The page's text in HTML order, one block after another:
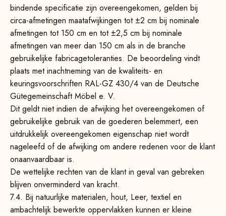
bindende specificatie zijn overeengekomen, gelden bij
circa-afmetingen maatafwijkingen tot ±2 cm bij nominale
afmetingen tot 150 cm en tot ±2,5 cm bij nominale
afmetingen van meer dan 150 cm als in de branche
gebruikelijke fabricagetoleranties. De beoordeling vindt
plaats met inachtneming van de kwaliteits- en
keuringsvoorschriften RAL-GZ 430/4 van de Deutsche
Gütegemeinschaft Möbel e. V.
Dit geldt niet indien de afwijking het overeengekomen of
gebruikelijke gebruik van de goederen belemmert, een
uitdrukkelijk overeengekomen eigenschap niet wordt
nageleefd of de afwijking om andere redenen voor de klant
onaanvaardbaar is.
De wettelijke rechten van de klant in geval van gebreken
blijven onverminderd van kracht.
7.4. Bij natuurlijke materialen, hout, Leer, textiel en
ambachtelijk bewerkte oppervlakken kunnen er kleine